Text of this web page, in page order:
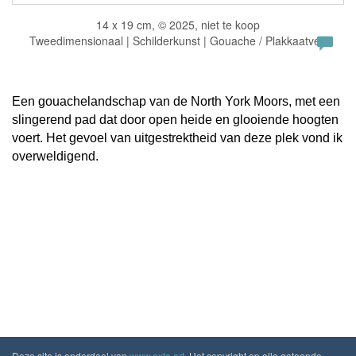
14 x 19 cm, © 2025, niet te koop
Tweedimensionaal | Schilderkunst | Gouache / Plakkaatverf
Een gouachelandschap van de North York Moors, met een
slingerend pad dat door open heide en glooiende hoogten
voert. Het gevoel van uitgestrektheid van deze plek vond ik
overweldigend.